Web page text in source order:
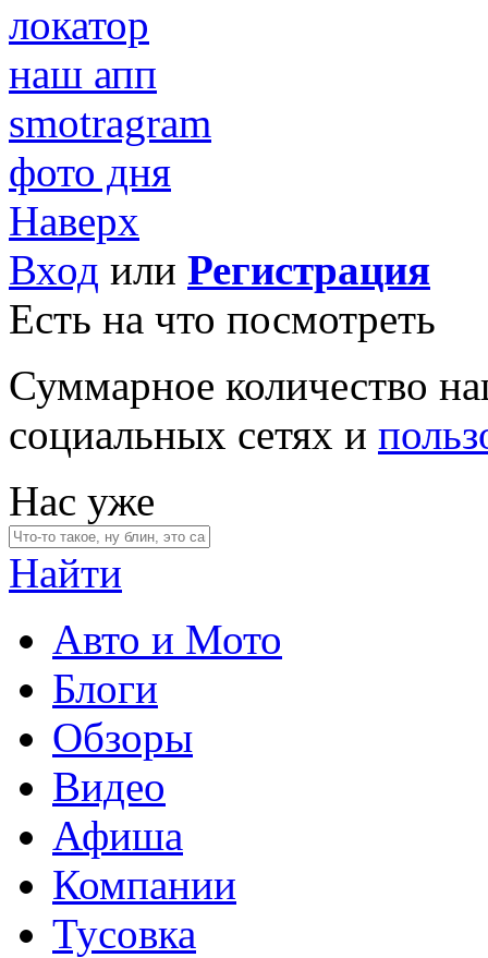
локатор
наш апп
smotragram
фото дня
Наверх
Вход или Регистрация
Есть на что посмотреть
Суммарное количество
социальных сетях и
Нас уже
Найти
Авто и Мото
Блоги
Обзоры
Видео
Афиша
Компании
Тусовка